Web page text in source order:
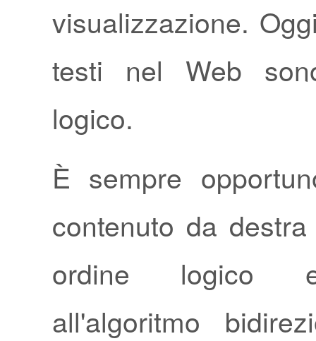
visualizzazione.
testi nel Web
logico.
È sempre
contenuto da
ordine logico
all'algoritmo